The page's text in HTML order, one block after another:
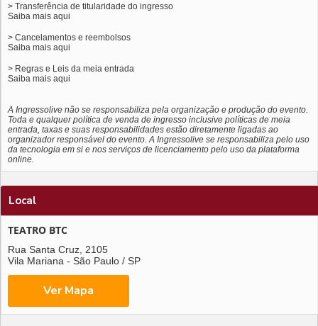
> Transferência de titularidade do ingresso
Saiba mais aqui
> Cancelamentos e reembolsos
Saiba mais aqui
> Regras e Leis da meia entrada
Saiba mais aqui
A Ingressolive não se responsabiliza pela organização e produção do evento.
Toda e qualquer política de venda de ingresso inclusive políticas de meia
entrada, taxas e suas responsabilidades estão diretamente ligadas ao
organizador responsável do evento. A Ingressolive se responsabiliza pelo uso
da tecnologia em si e nos serviços de licenciamento pelo uso da plataforma
online.
Local
TEATRO BTC
Rua Santa Cruz, 2105
Vila Mariana - São Paulo / SP